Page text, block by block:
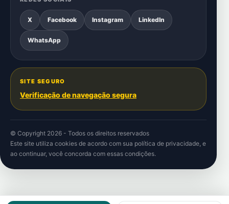
X Facebook Instagram LinkedIn
WhatsApp
SITE SEGURO
Verificação de navegação segura
© Copyright 2026 - Todos os direitos reservados
Este site utiliza cookies de acordo com sua política de privacidade, e
ao continuar, você concorda com essas condições.